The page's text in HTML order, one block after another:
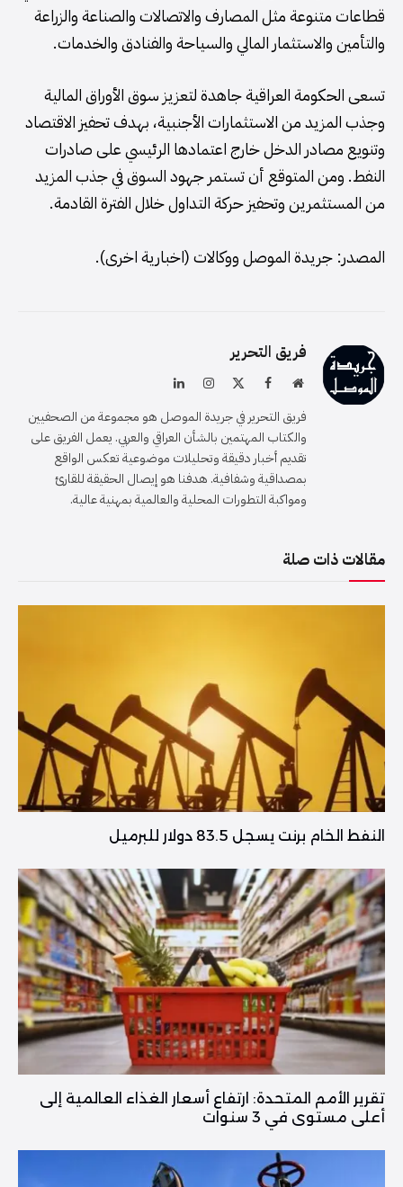
قطاعات متنوعة مثل المصارف والاتصالات والصناعة والزراعة
والتأمين والاستثمار المالي والسياحة والفنادق والخدمات.
تسعى الحكومة العراقية جاهدة لتعزيز سوق الأوراق المالية
وجذب المزيد من الاستثمارات الأجنبية، بهدف تحفيز الاقتصاد
وتنويع مصادر الدخل خارج اعتمادها الرئيسي على صادرات
النفط. ومن المتوقع أن تستمر جهود السوق في جذب المزيد
من المستثمرين وتحفيز حركة التداول خلال الفترة القادمة.
المصدر: جريدة الموصل ووكالات (اخبارية اخرى).
فريق التحرير
موقعفيسبوك الانستغرام
لينكدإن
فريق التحرير في جريدة الموصل هو مجموعة من الصحفيين
والكتاب المهتمين بالشأن العراقي والعربي. يعمل الفريق على
تقديم أخبار دقيقة وتحليلات موضوعية تعكس الواقع
بمصداقية وشفافية. هدفنا هو إيصال الحقيقة للقارئ
ومواكبة التطورات المحلية والعالمية بمهنية عالية.
مقالات ذات صلة
النفط الخام برنت يسجل 83.5 دولار للبرميل
تقرير الأمم المتحدة: ارتفاع أسعار الغذاء العالمية إلى
أعلى مستوى في 3 سنوات